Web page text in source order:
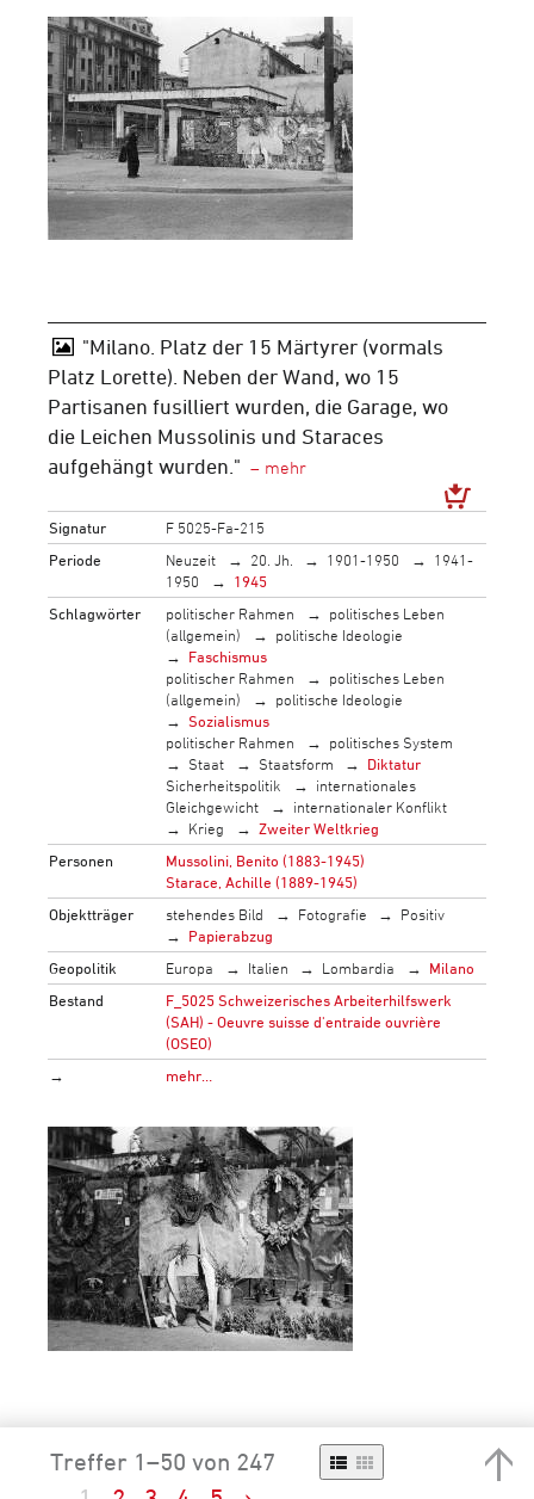
"Milano. Platz der 15 Märtyrer (vormals
Platz Lorette). Neben der Wand, wo 15
Partisanen fusilliert wurden, die Garage, wo
die Leichen Mussolinis und Staraces
aufgehängt wurden."
Signatur
F 5025-Fa-215
Periode
Neuzeit 20. Jh. 1901-1950
1941-
1950
1945
Schlagwörter
politischer Rahmen
politisches Leben
(allgemein)
politische Ideologie
Faschismus
politischer Rahmen
politisches Leben
(allgemein)
politische Ideologie
Sozialismus
politischer Rahmen
politisches System
Staat
Staatsform
Diktatur
Sicherheitspolitik
internationales
Gleichgewicht
internationaler Konflikt
Krieg
Zweiter Weltkrieg
Personen
Mussolini, Benito (1883-1945)
Starace, Achille (1889-1945)
Objektträger
stehendes Bild Fotografie
Positiv
Papierabzug
Geopolitik
Europa Italien Lombardia
Milano
Bestand
F_5025 Schweizerisches Arbeiterhilfswerk
(SAH) - Oeuvre suisse d'entraide ouvrière
(OSEO)
→
mehr…
"Milano. Der Platz Lorette wurde
umgetauft zum Platz der 15 Märtyrer. Die
Treffer 1–50 von 247